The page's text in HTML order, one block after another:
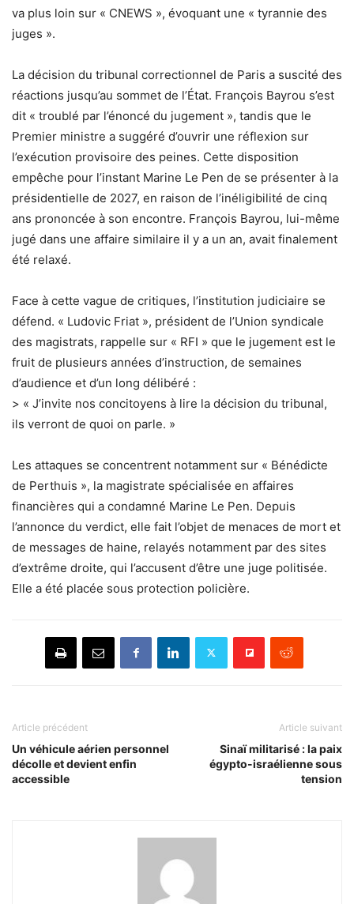
va plus loin sur « CNEWS », évoquant une « tyrannie des
juges ».
La décision du tribunal correctionnel de Paris a suscité des
réactions jusqu’au sommet de l’État. François Bayrou s’est
dit « troublé par l’énoncé du jugement », tandis que le
Premier ministre a suggéré d’ouvrir une réflexion sur
l’exécution provisoire des peines. Cette disposition
empêche pour l’instant Marine Le Pen de se présenter à la
présidentielle de 2027, en raison de l’inéligibilité de cinq
ans prononcée à son encontre. François Bayrou, lui-même
jugé dans une affaire similaire il y a un an, avait finalement
été relaxé.
Face à cette vague de critiques, l’institution judiciaire se
défend. « Ludovic Friat », président de l’Union syndicale
des magistrats, rappelle sur « RFI » que le jugement est le
fruit de plusieurs années d’instruction, de semaines
d’audience et d’un long délibéré :
> « J’invite nos concitoyens à lire la décision du tribunal,
ils verront de quoi on parle. »
Les attaques se concentrent notamment sur « Bénédicte
de Perthuis », la magistrate spécialisée en affaires
financières qui a condamné Marine Le Pen. Depuis
l’annonce du verdict, elle fait l’objet de menaces de mort et
de messages de haine, relayés notamment par des sites
d’extrême droite, qui l’accusent d’être une juge politisée.
Elle a été placée sous protection policière.
Article précédent
Un véhicule aérien personnel
décolle et devient enfin
accessible
Article suivant
Sinaï militarisé : la paix
égypto-israélienne sous
tension